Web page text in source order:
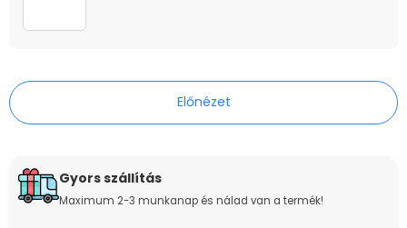
Előnézet
Gyors szállítás
Maximum 2-3 munkanap és nálad van a termék!